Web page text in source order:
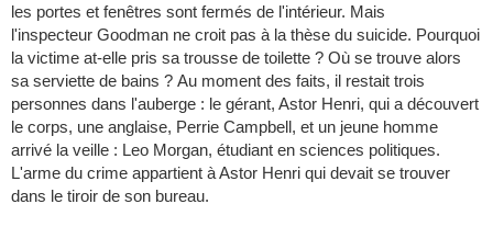
les portes et fenêtres sont fermés de l'intérieur. Mais
l'inspecteur Goodman ne croit pas à la thèse du suicide. Pourquoi
la victime at-elle pris sa trousse de toilette ? Où se trouve alors
sa serviette de bains ? Au moment des faits, il restait trois
personnes dans l'auberge : le gérant, Astor Henri, qui a découvert
le corps, une anglaise, Perrie Campbell, et un jeune homme
arrivé la veille : Leo Morgan, étudiant en sciences politiques.
L'arme du crime appartient à Astor Henri qui devait se trouver
dans le tiroir de son bureau.